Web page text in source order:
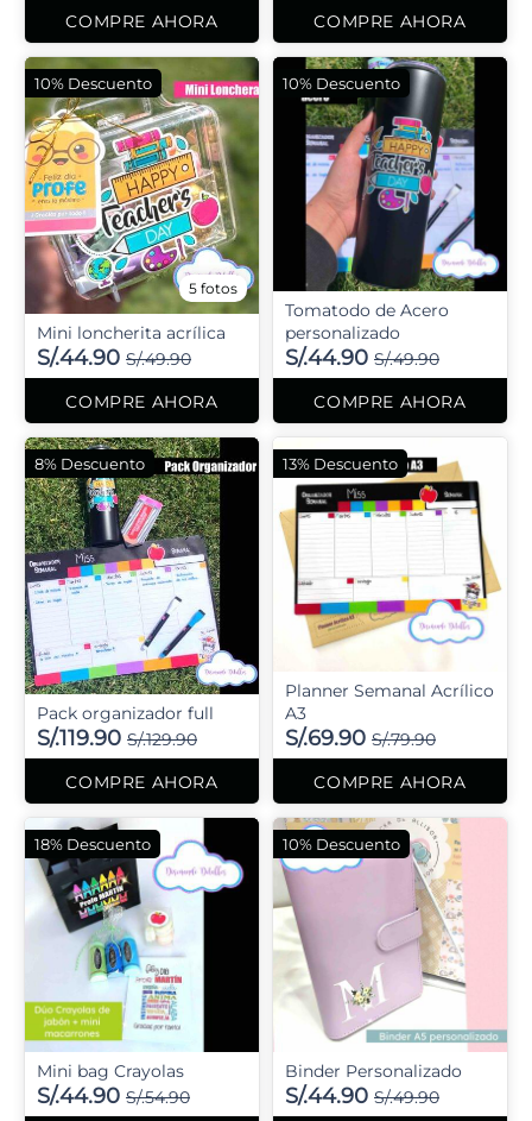
COMPRE AHORA
COMPRE AHORA
5 fotos
Mini loncherita acrílica
S/.44.90 S/.49.90
COMPRE AHORA
10% Descuento
Tomatodo de Acero
personalizado
S/.44.90 S/.49.90
COMPRE AHORA
10% Descuento
Pack organizador full
S/.119.90 S/.129.90
COMPRE AHORA
8% Descuento
Planner Semanal Acrílico
A3
S/.69.90 S/.79.90
COMPRE AHORA
13% Descuento
Mini bag Crayolas
S/.44.90 S/.54.90
18% Descuento
Binder Personalizado
S/.44.90 S/.49.90
10% Descuento